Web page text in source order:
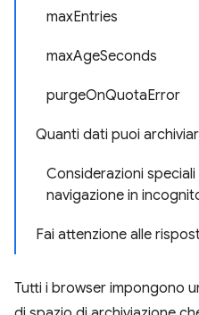
maxEntries
maxAgeSeconds
purgeOnQuotaError
Quanti dati puoi
Considerazioni
navigazione in
Fai attenzione alle
Tutti i browser impongono